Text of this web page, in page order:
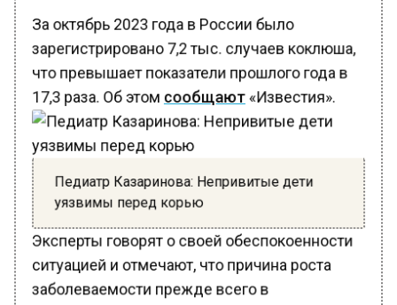
За октябрь 2023 года в России было
зарегистрировано 7,2 тыс. случаев коклюша,
что превышает показатели прошлого года в
17,3 раза. Об этом
сообщают «Известия».
Педиатр Казаринова: Непривитые дети
уязвимы перед корью
Эксперты говорят о своей обеспокоенности
ситуацией и отмечают, что причина роста
заболеваемости прежде всего в